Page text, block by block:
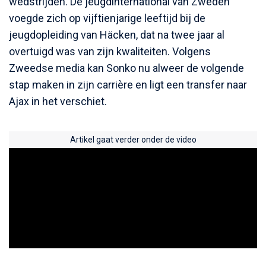
voegde zich op vijftienjarige leeftijd bij de
jeugdopleiding van Häcken, dat na twee jaar al
overtuigd was van zijn kwaliteiten. Volgens
Zweedse media kan Sonko nu alweer de volgende
stap maken in zijn carrière en ligt een transfer naar
Ajax in het verschiet.
Artikel gaat verder onder de video